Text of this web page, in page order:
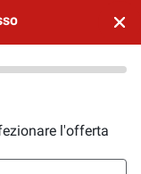
l'offerta